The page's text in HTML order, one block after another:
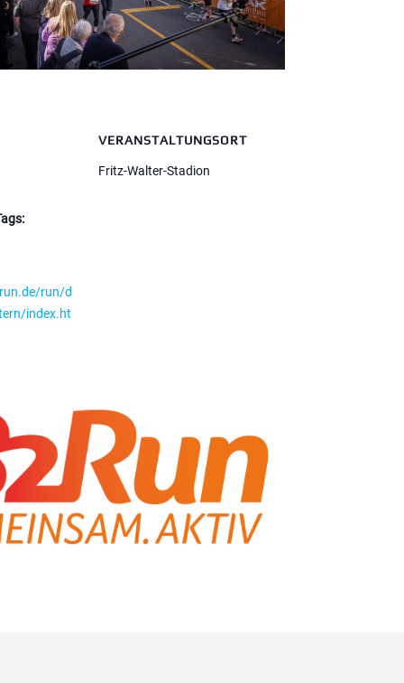
run/d
index.ht
VERANSTALTUNGSORT
Fritz-Walter-Stadion